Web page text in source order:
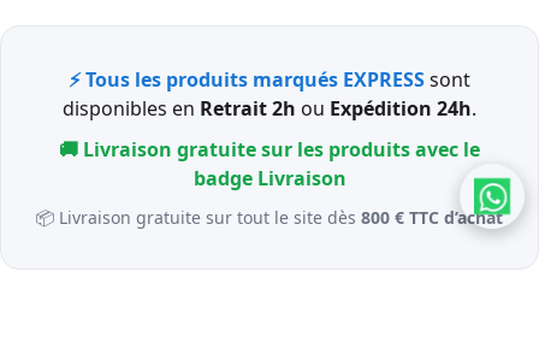
⚡ Tous les produits marqués EXPRESSsont
disponibles en Retrait 2h ou Expédition 24h.
🚚 Livraison gratuite sur les produits avec le
badge Livraison
📦 Livraison gratuite sur tout le site dès 800 € TTC d’achat